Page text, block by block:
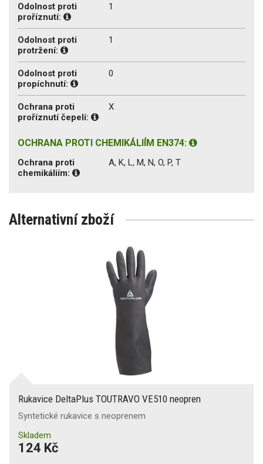
Odolnost proti
proříznutí:
1
Odolnost proti
protržení:
1
Odolnost proti
propíchnutí:
0
Ochrana proti
proříznutí čepelí:
X
OCHRANA PROTI CHEMIKÁLIÍM EN374:
Ochrana proti
chemikáliím:
A, K, L, M, N, O, P, T
Alternativní zboží
Rukavice DeltaPlus TOUTRAVO VE510 neopren
Syntetické rukavice s neoprenem
Skladem
124 Kč